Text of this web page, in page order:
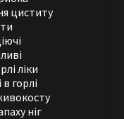
циститу
ліки
горлі
ніг